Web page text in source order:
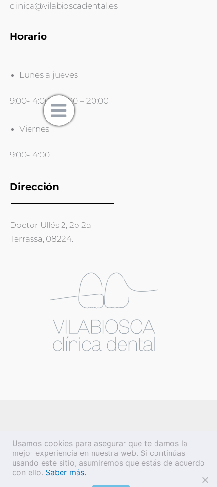
clinica@vilabioscadental.es
Horario
Lunes a jueves
9:00-14:00 y 16:00 – 20:00
Viernes
9:00-14:00
Dirección
Doctor Ullés 2, 2o 2a
Terrassa, 08224.
Usamos cookies para asegurar que te damos la
mejor experiencia en nuestra web. Si continúas
usando este sitio, asumiremos que estás de acuerdo
con ello. Saber más.